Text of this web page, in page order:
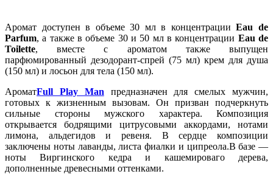
Аромат доступен в объеме 30 мл в концентрацииEau de
Parfum, а также в объеме 30 и 50 мл в концентрации Eau de
Toilette, вместе с ароматом также выпущен
парфюмированный дезодорант-спрей (75 мл) крем для душа
(150 мл) и лосьон для тела (150 мл).
АроматFull Play Man предназначен для смелых мужчин,
готовых к жизненным вызовам. Он призван подчеркнуть
сильные стороны мужского характера. Композиция
открывается бодрящими цитрусовыми аккордами, нотами
лимона, альдегидов и ревеня. В сердце композиции
заключены ноты лаванды, листа фиалки и ципреола.В базе —
ноты Виргинского кедра и кашемироваго дерева,
дополненные древесными оттенками.